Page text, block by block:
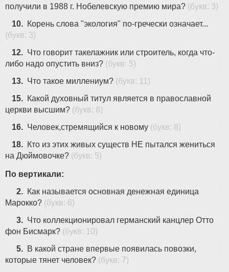
получили в 1988 г. Нобелевскую премию мира? (букв: 3)
10. Корень слова "экология" по-гречески означает...
(букв: 3)
12. Что говорит такелажник или строитель, когда что-
либо надо опустить вниз? (букв: 5)
13. Что такое миллениум? (букв: 11)
15. Какой духовный титул является в православной
церкви высшим? (букв: 8)
16. Человек,стремящийся к новому (букв: 8)
18. Кто из этих живых существ НЕ пытался жениться
на Дюймовочке? (букв: 5)
По вертикали:
2. Как называется основная денежная единица
Марокко? (букв: 6)
3. Что коллекционировал германский канцлер Отто
фон Бисмарк? (букв: 10)
5. В какой стране впервые появилась повозки,
которые тянет человек? (букв: 7)